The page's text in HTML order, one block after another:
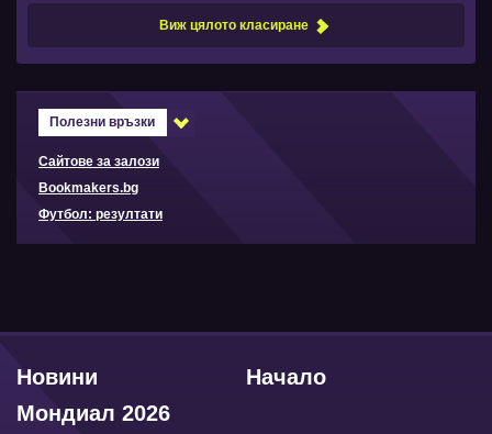
Виж цялото класиране
Полезни връзки
Сайтове за залози
Bookmakers.bg
Футбол: резултати
Начало
Новини
Мондиал 2026